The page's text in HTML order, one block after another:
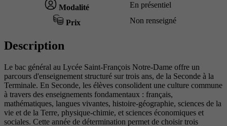
Modalité En présentiel
Prix Non renseigné
Description
Le bac général au Lycée Saint-François Notre-Dame offre un
parcours d'enseignement structuré sur trois ans, de la Seconde à la
Terminale. En Seconde, les élèves consolident une culture commune
à travers des enseignements fondamentaux : français,
mathématiques, langues vivantes, histoire-géographie, sciences de la
vie et de la Terre, physique-chimie, et sciences économiques et
sociales. Cette année de détermination permet de choisir trois